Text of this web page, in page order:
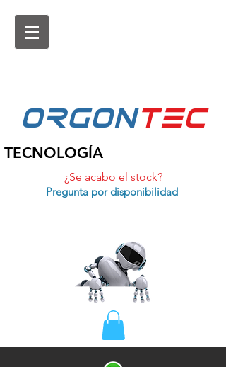
ORGONtEc
TECNOLOGÍA
¿Se acabo el stock?
Pregunta por disponibilidad